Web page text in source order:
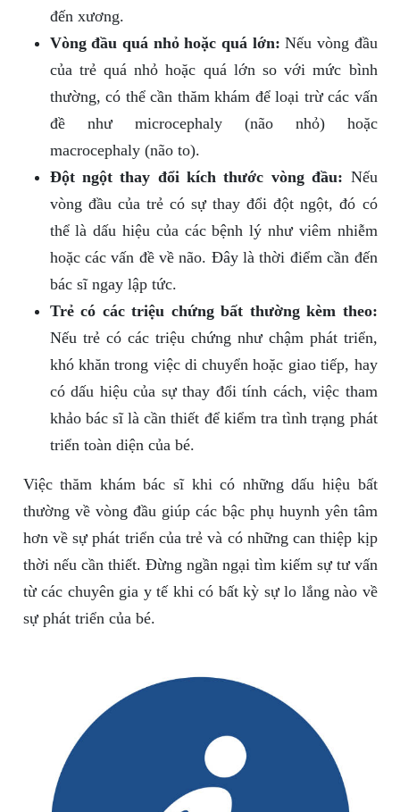
đến xương.
Vòng đầu quá nhỏ hoặc quá lớn: Nếu vòng đầu
của trẻ quá nhỏ hoặc quá lớn so với mức bình
thường, có thể cần thăm khám để loại trừ các vấn
đề như microcephaly (não nhỏ) hoặc
macrocephaly (não to).
Đột ngột thay đổi kích thước vòng đầu: Nếu
vòng đầu của trẻ có sự thay đổi đột ngột, đó có
thể là dấu hiệu của các bệnh lý như viêm nhiễm
hoặc các vấn đề về não. Đây là thời điểm cần đến
bác sĩ ngay lập tức.
Trẻ có các triệu chứng bất thường kèm theo:
Nếu trẻ có các triệu chứng như chậm phát triển,
khó khăn trong việc di chuyển hoặc giao tiếp, hay
có dấu hiệu của sự thay đổi tính cách, việc tham
khảo bác sĩ là cần thiết để kiểm tra tình trạng phát
triển toàn diện của bé.
Việc thăm khám bác sĩ khi có những dấu hiệu bất
thường về vòng đầu giúp các bậc phụ huynh yên tâm
hơn về sự phát triển của trẻ và có những can thiệp kịp
thời nếu cần thiết. Đừng ngần ngại tìm kiếm sự tư vấn
từ các chuyên gia y tế khi có bất kỳ sự lo lắng nào về
sự phát triển của bé.